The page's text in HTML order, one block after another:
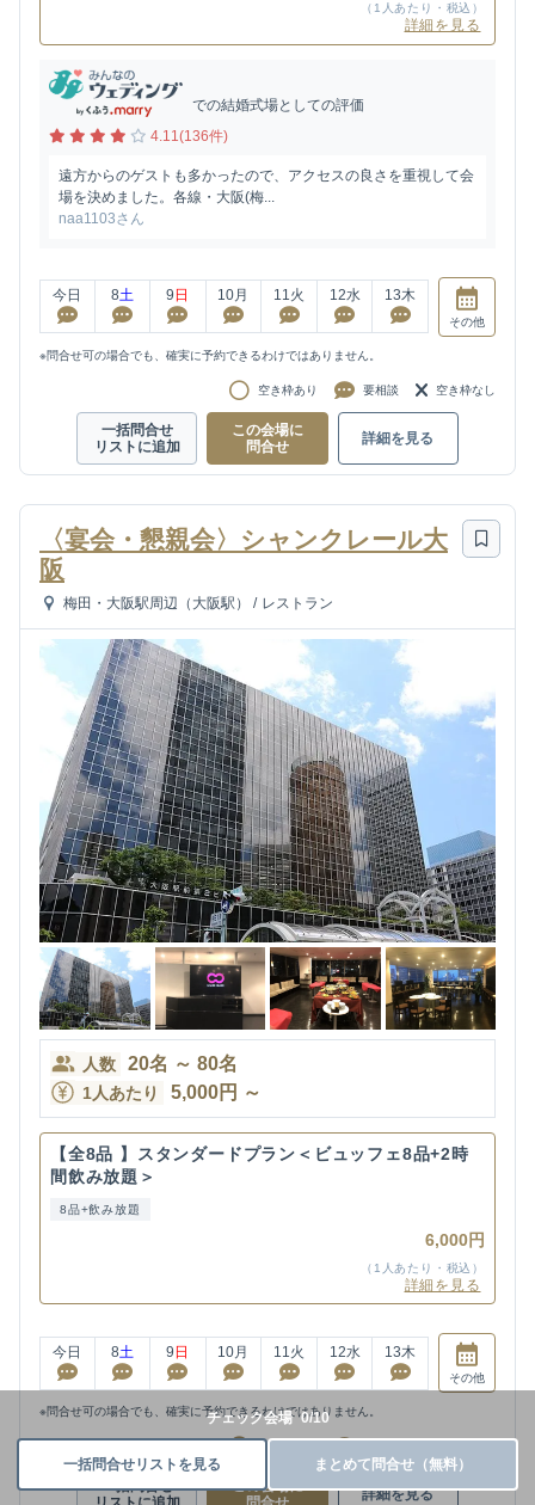
（1人あたり・税込）
詳細を見る
での結婚式場としての評価
4.11(136件)
遠方からのゲストも多かったので、アクセスの良さを重視して会
場を決めました。各線・大阪(梅...
naa1103さん
今日 8土 9 日 10月 11火 12水 13木
その他
※問合せ可の場合でも、確実に予約できるわけではありません。
空き枠あり 要相談 空き枠なし
一括問合せ
リストに追加
この会場に
問合せ
詳細を見る
〈宴会・懇親会〉シャンクレール大
阪
梅田・大阪駅周辺（大阪駅） / レストラン
人数 20名 ～ 80名
1人あたり 5,000円 ～
【全8品 】スタンダードプラン＜ビュッフェ8品+2時
間飲み放題＞
8品+飲み放題
6,000円
（1人あたり・税込）
詳細を見る
今日 8土 9 日 10月 11 火 12水 13木
その他
※問合せ可の場合でも、確実に予約できるわけではありません。
空き枠あり
一括問合せ
この会場に
詳細を見る
チェック会場 0/10
一括問合せリストを見る まとめて問合せ（無料）